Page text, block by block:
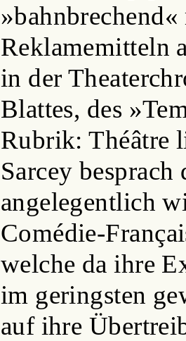
Reklamemitteln
in der
Blattes, des
Rubrik: Théâtre
Sarcey besprach
angelegentlich
Comédie-
welche da ihre
im geringsten
auf ihre